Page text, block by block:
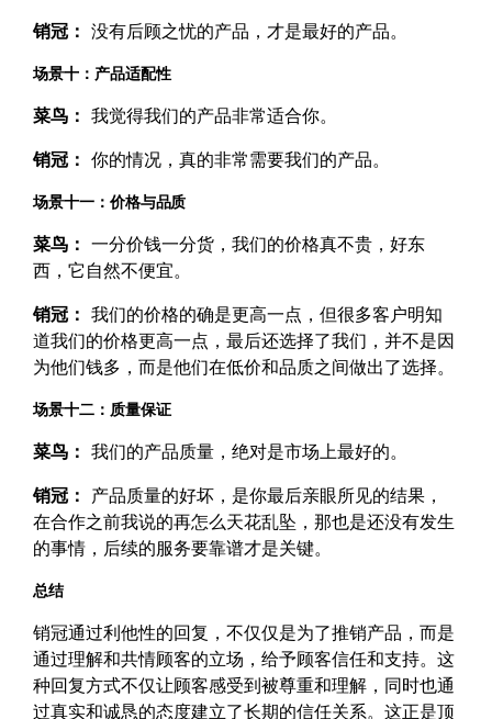
销冠： 没有后顾之忧的产品，才是最好的产品。
场景十：产品适配性
菜鸟： 我觉得我们的产品非常适合你。
销冠： 你的情况，真的非常需要我们的产品。
场景十一：价格与品质
菜鸟： 一分价钱一分货，我们的价格真不贵，好东
西，它自然不便宜。
销冠： 我们的价格的确是更高一点，但很多客户明知
道我们的价格更高一点，最后还选择了我们，并不是因
为他们钱多，而是他们在低价和品质之间做出了选择。
场景十二：质量保证
菜鸟： 我们的产品质量，绝对是市场上最好的。
销冠： 产品质量的好坏，是你最后亲眼所见的结果，
在合作之前我说的再怎么天花乱坠，那也是还没有发生
的事情，后续的服务要靠谱才是关键。
总结
销冠通过利他性的回复，不仅仅是为了推销产品，而是
通过理解和共情顾客的立场，给予顾客信任和支持。这
种回复方式不仅让顾客感受到被尊重和理解，同时也通
过真实和诚恳的态度建立了长期的信任关系。这正是顶